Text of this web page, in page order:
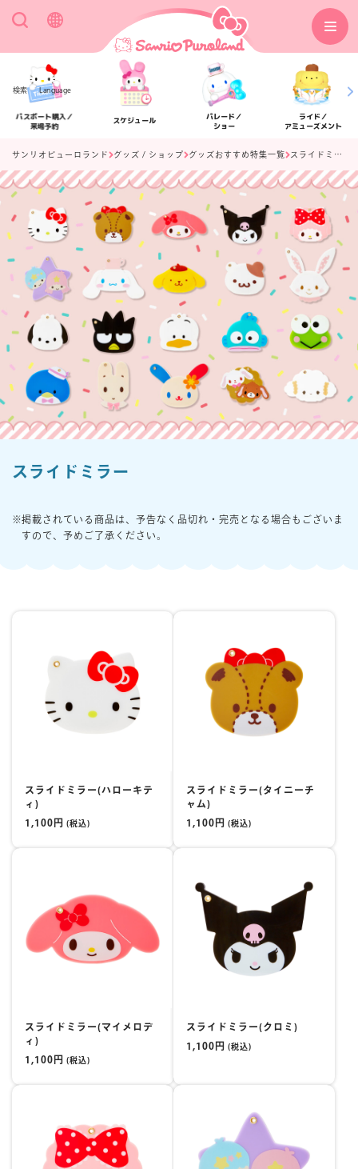
検索 Language
パスポート購入／
来場予約
スケジュール
パレード／
ショー
ライド／
アミューズメント
アクセス フロアマップ
楽しみ方 サービスガイド
サンリオピューロランド グッズ / ショップ グッズおすすめ特集一覧 スライドミラー
スライドミラー
掲載されている商品は、予告なく品切れ・完売となる場合もございま
すので、予めご了承ください。
スライドミラー(ハローキテ
ィ)
1,100円 (税込)
スライドミラー(タイニーチ
ャム)
1,100円 (税込)
スライドミラー(マイメロデ
ィ)
1,100円 (税込)
スライドミラー(クロミ)
1,100円 (税込)